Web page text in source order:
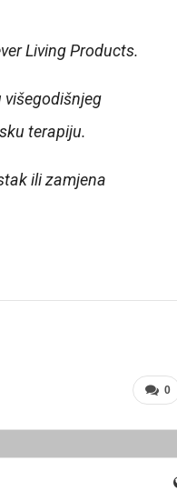
Living Products.
višegodišnjeg
terapiju.
ili zamjena
0